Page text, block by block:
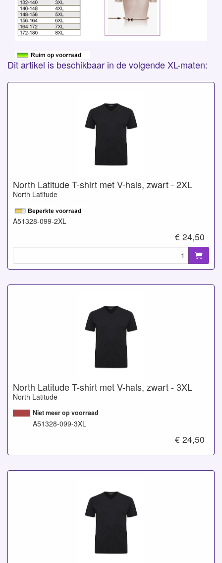
Dit artikel is beschikbaar in de volgende XL-maten:
North Latitude T-shirt met V-hals, zwart - 2XL
North Latitude
A51328-099-2XL
€ 24,50
North Latitude T-shirt met V-hals, zwart - 3XL
North Latitude
Niet meer op voorraad
A51328-099-3XL
€ 24,50